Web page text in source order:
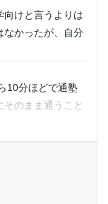
まう先生がい
ってきて嬉しか
向けと言うよりは
なかったが、自分
10分ほどで通塾
のまま通うこと
金についても適